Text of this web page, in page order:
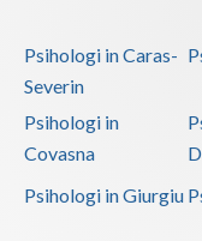
Psihologi in Caras-
Severin
Psihologi in
Covasna
Psihologi in Giurgiu